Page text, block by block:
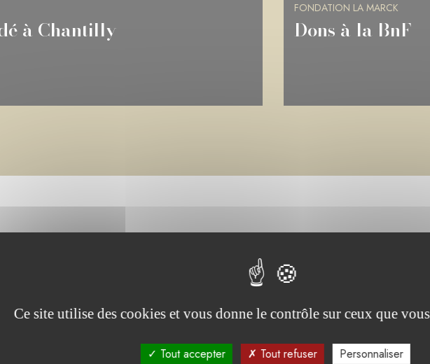
FONDATION LA MARCK
Château de
Les chiffres clés
Ce site utilise des cookies et vous donne le contrôle sur ceux que
Tout accepter Tout refuser Personnaliser